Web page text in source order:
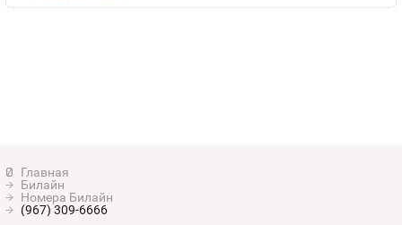
Билайн
Номера Билайн
(967) 309-6666